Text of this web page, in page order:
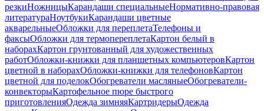
резкиНожницыКарандаши специальныеНормативно-правовая
литератураНоутбукиКарандаши цветные
акварельныеОбложки для переплетаТелефоны и
факсыОбложки для термопереплетаКартон белый в
наборахКартон грунтованный для художественных
работОбложки-книжки для планшетных компьютеровКартон
цветной в наборахОбложки-книжки для телефоновКартон
цветной для поделокОбогреватели масляныеОбогреватели-
конвекторыКартофельное пюре быстрого
приготовленияОдежда зимняяКартридерыОдежда